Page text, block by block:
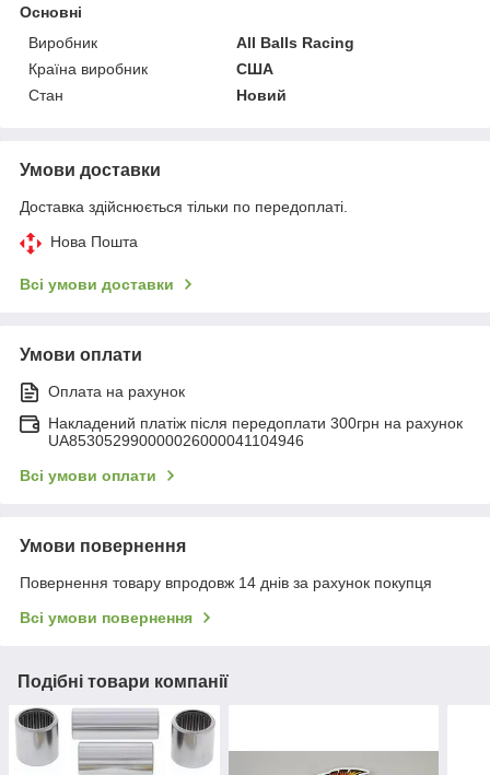
Основні
Виробник
All Balls Racing
Країна виробник
США
Стан
Новий
Умови доставки
Доставка здійснюється тільки по передоплаті.
Нова Пошта
Всі умови доставки
Умови оплати
Оплата на рахунок
Накладений платіж після передоплати 300грн на рахунок
UA853052990000026000041104946
Всі умови оплати
Умови повернення
Повернення товару впродовж 14 днів за рахунок покупця
Всі умови повернення
Подібні товари компанії